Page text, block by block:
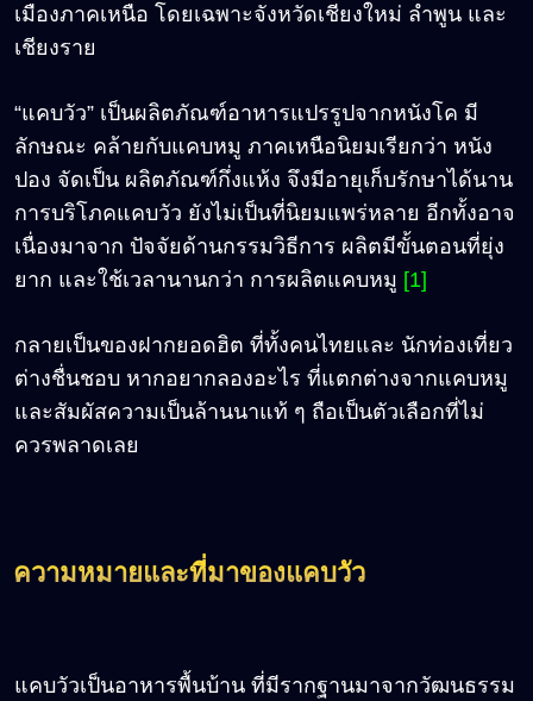
เมืองภาคเหนือ โดยเฉพาะจังหวัดเชียงใหม่ ลำพูน และ
เชียงราย
“แคบวัว” เป็นผลิตภัณฑ์อาหารแปรรูปจากหนังโค มี
ลักษณะ คล้ายกับแคบหมู ภาคเหนือนิยมเรียกว่า หนัง
ปอง จัดเป็น ผลิตภัณฑ์กึ่งแห้ง จึงมีอายุเก็บรักษาได้นาน
การบริโภคแคบวัว ยังไม่เป็นที่นิยมแพร่หลาย อีกทั้งอาจ
เนื่องมาจาก ปัจจัยด้านกรรมวิธีการ ผลิตมีขั้นตอนที่ยุ่ง
ยาก และใช้เวลานานกว่า การผลิตแคบหมู [1]
กลายเป็นของฝากยอดฮิต ที่ทั้งคนไทยและ นักท่องเที่ยว
ต่างชื่นชอบ หากอยากลองอะไร ที่แตกต่างจากแคบหมู
และสัมผัสความเป็นล้านนาแท้ ๆ ถือเป็นตัวเลือกที่ไม่
ควรพลาดเลย
ความหมายและที่มาของแคบวัว
แคบวัวเป็นอาหารพื้นบ้าน ที่มีรากฐานมาจากวัฒนธรรม